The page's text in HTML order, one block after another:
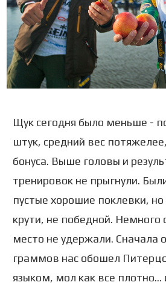
Щук сегодня было меньше -
штук, средний вес
бонуса. Выше головы и
тренировок не прыгнули.
пустые хорошие поклевки,
крути, не победной. Немного
место не удержали. Сначала
граммов нас обошел
языком, мол как все плотно...